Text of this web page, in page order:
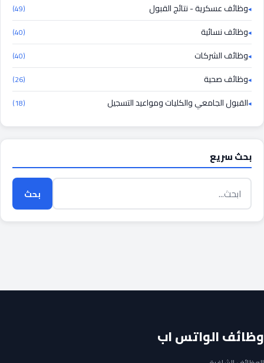
وظائف عسكرية - نتائج القبول (49)
وظائف نسائية (40)
وظائف الشركات (40)
وظائف صحية (26)
القبول الجامعي والكليات ومواعيد التسجيل (18)
بحث سريع
بحث
وظائف الواتس اب